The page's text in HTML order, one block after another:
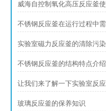
威海自控制氧化高压反应釜
不锈钢反应釜在运行过程中
实验室磁力反应釜的清除污
不锈钢反应釜的结构特点介绍
让我们来了解一下实验室反
玻璃反应釜的保养知识